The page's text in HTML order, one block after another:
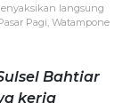
langsung
Pagi, Watampone
Bahtiar
kerja